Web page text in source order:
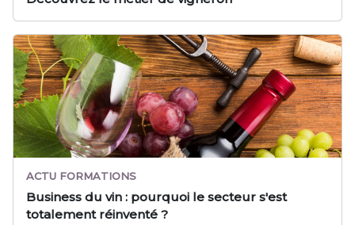
ACTU FORMATIONS
Business du vin : pourquoi le secteur s'est
totalement réinventé ?